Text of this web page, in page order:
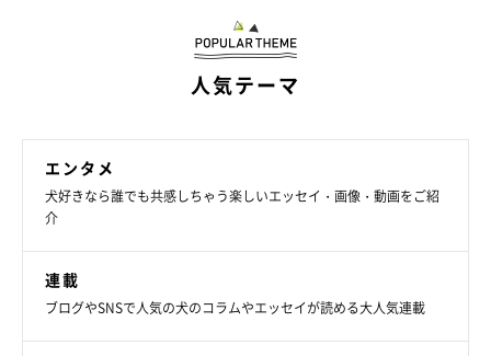
人気テーマ
エンタメ
犬好きなら誰でも共感しちゃう楽しいエッセイ・画像・動画をご紹
介
連載
ブログやSNSで人気の犬のコラムやエッセイが読める大人気連載